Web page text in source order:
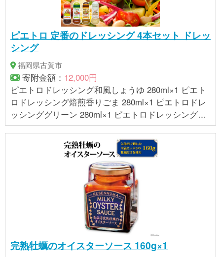
ピエトロ 定番のドレッシング 4本セット ドレッ
シング
福岡県古賀市
寄附金額： 12,000円
ピエトロドレッシング和風しょうゆ 280ml×1 ピエト
ロドレッシング焙煎香りごま 280ml×1 ピエトロドレ
ッシンググリーン 280ml×1 ピエトロドレッシングプ
レミアムフレンチ 280ml×1 【内容量】 280ml（1本あ
たり） [縦×横×高]209×303×72mm 【重量】 1.6kg ■
賞味期限 和風しょうゆ・プレミアムフレンチ：製造
日から90日 焙煎香りごま・グリーン：製造日から10
0日 （別途商品ラベルに記載） ■保存方法 直射日
光、高温下はさけて常温で保存してください。 開栓
後は冷蔵庫で保存してください。
完熟牡蠣のオイスターソース 160g×1